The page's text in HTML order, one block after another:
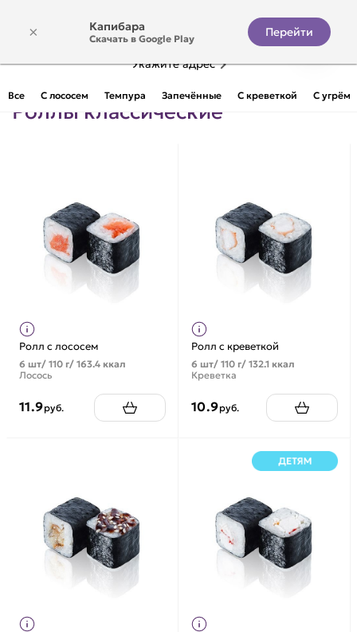
Укажите адрес
Все С лососем Темпура Запечённые С креветкой С угрём
Роллы классические
Ролл с лососем
6 шт/ 110 г/ 163.4 ккал
Лосось
11.9руб.
Ролл с креветкой
6 шт/ 110 г/ 132.1 ккал
Креветка
10.9руб.
× Капибара
Скачать в Google Play Перейти